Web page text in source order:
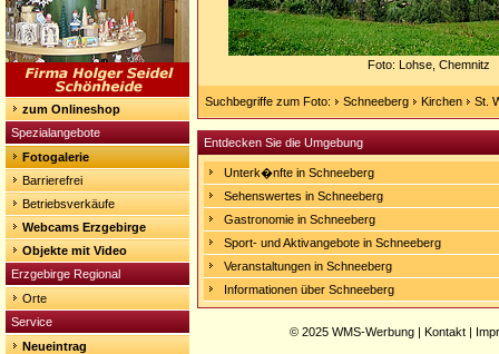
zum Onlineshop
Spezialangebote
Fotogalerie
Barrierefrei
Betriebsverkäufe
Webcams Erzgebirge
Objekte mit Video
Erzgebirge Regional
Orte
Service
Neueintrag
Foto: Lohse, Chemnitz
Suchbegriffe zum Foto: Schneeberg Kirchen St.
Entdecken Sie die Umgebung
Unterk�nfte in Schneeberg
Sehenswertes in Schneeberg
Gastronomie in Schneeberg
Sport- und Aktivangebote in Schneeberg
Veranstaltungen in Schneeberg
Informationen über Schneeberg
© 2025 WMS-Werbung | Kontakt |